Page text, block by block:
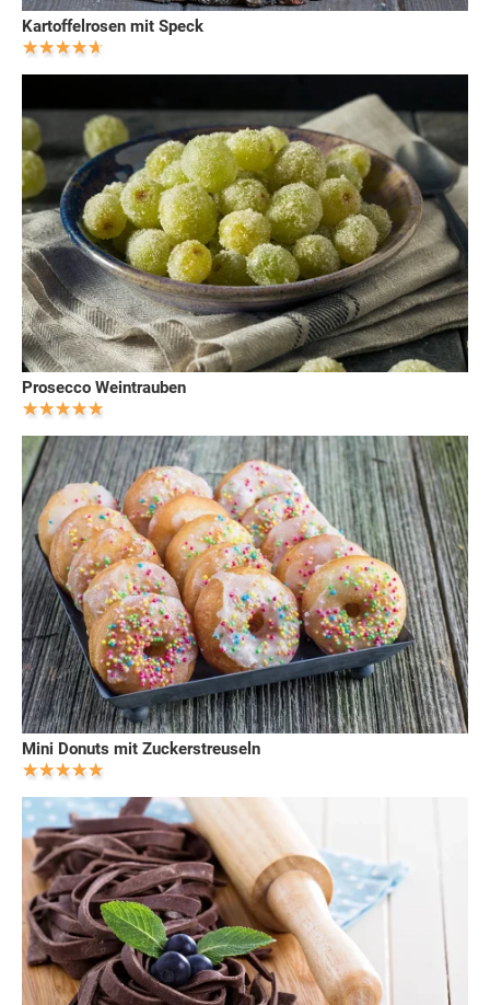
Kartoffelrosen mit Speck
Prosecco Weintrauben
Mini Donuts mit Zuckerstreuseln